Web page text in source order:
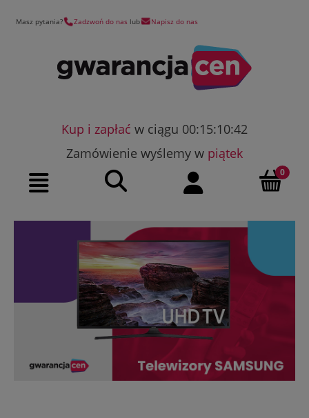
Masz pytania? Zadzwoń do nas lub Napisz do nas
Kup i zapłać w ciągu 00:15:10:41
Zamówienie wyślemy w piątek